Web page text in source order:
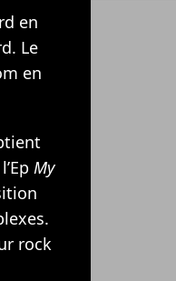
en
Le
en
My
rock